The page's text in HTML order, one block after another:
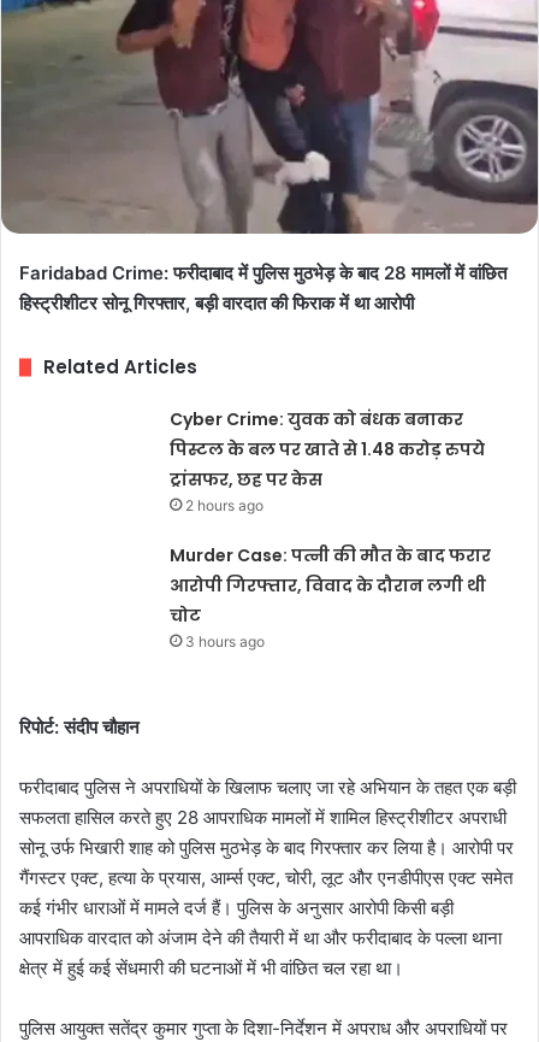
Faridabad Crime: फरीदाबाद में पुलिस मुठभेड़ के बाद 28 मामलों में वांछित
हिस्ट्रीशीटर सोनू गिरफ्तार, बड़ी वारदात की फिराक में था आरोपी
Related Articles
Cyber Crime: युवक को बंधक बनाकर
पिस्टल के बल पर खाते से 1.48 करोड़ रुपये
ट्रांसफर, छह पर केस
2 hours ago
Murder Case: पत्नी की मौत के बाद फरार
आरोपी गिरफ्तार, विवाद के दौरान लगी थी
चोट
3 hours ago
रिपोर्ट: संदीप चौहान
फरीदाबाद पुलिस ने अपराधियों के खिलाफ चलाए जा रहे अभियान के तहत एक बड़ी
सफलता हासिल करते हुए 28 आपराधिक मामलों में शामिल हिस्ट्रीशीटर अपराधी
सोनू उर्फ भिखारी शाह को पुलिस मुठभेड़ के बाद गिरफ्तार कर लिया है। आरोपी पर
गैंगस्टर एक्ट, हत्या के प्रयास, आर्म्स एक्ट, चोरी, लूट और एनडीपीएस एक्ट समेत
कई गंभीर धाराओं में मामले दर्ज हैं। पुलिस के अनुसार आरोपी किसी बड़ी
आपराधिक वारदात को अंजाम देने की तैयारी में था और फरीदाबाद के पल्ला थाना
क्षेत्र में हुई कई सेंधमारी की घटनाओं में भी वांछित चल रहा था।
पुलिस आयुक्त सतेंद्र कुमार गुप्ता के दिशा-निर्देशन में अपराध और अपराधियों पर